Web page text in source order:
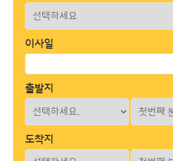
이사일
출발지
도착지